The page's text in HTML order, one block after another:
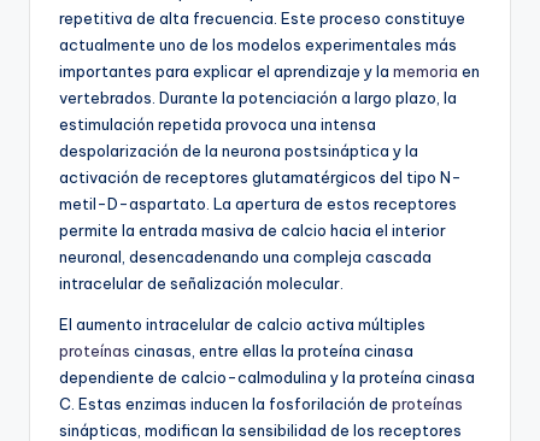
repetitiva de alta frecuencia. Este proceso constituye
actualmente uno de los modelos experimentales más
importantes para explicar el aprendizaje y la memoria en
vertebrados. Durante la potenciación a largo plazo, la
estimulación repetida provoca una intensa
despolarización de la neurona postsináptica y la
activación de receptores glutamatérgicos del tipo N-
metil-D-aspartato. La apertura de estos receptores
permite la entrada masiva de calcio hacia el interior
neuronal, desencadenando una compleja cascada
intracelular de señalización molecular.
El aumento intracelular de calcio activa múltiples
proteínas cinasas, entre ellas la proteína cinasa
dependiente de calcio-calmodulina y la proteína cinasa
C. Estas enzimas inducen la fosforilación de proteínas
sinápticas, modifican la sensibilidad de los receptores